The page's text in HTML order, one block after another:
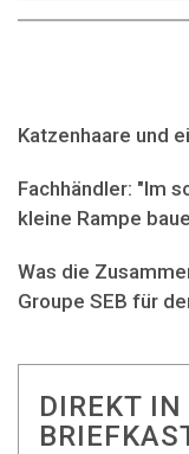
Katzenhaare und
Fachhändler: "Im
kleine Rampe
Was die
Groupe SEB für
DIREKT